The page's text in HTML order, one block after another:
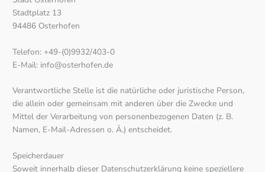
Stadtplatz 13
94486 Osterhofen
Telefon: +49-(0)9932/403-0
E-Mail: info@osterhofen.de
Verantwortliche Stelle ist die natürliche oder juristische Person,
die allein oder gemeinsam mit anderen über die Zwecke und
Mittel der Verarbeitung von personenbezogenen Daten (z. B.
Namen, E-Mail-Adressen o. Ä.) entscheidet.
Speicherdauer
Soweit innerhalb dieser Datenschutzerklärung keine speziellere